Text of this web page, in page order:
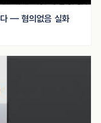
— 혐의없음 실화